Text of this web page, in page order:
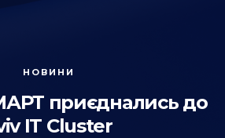
НОВИНИ
приєднались до
IT Cluster